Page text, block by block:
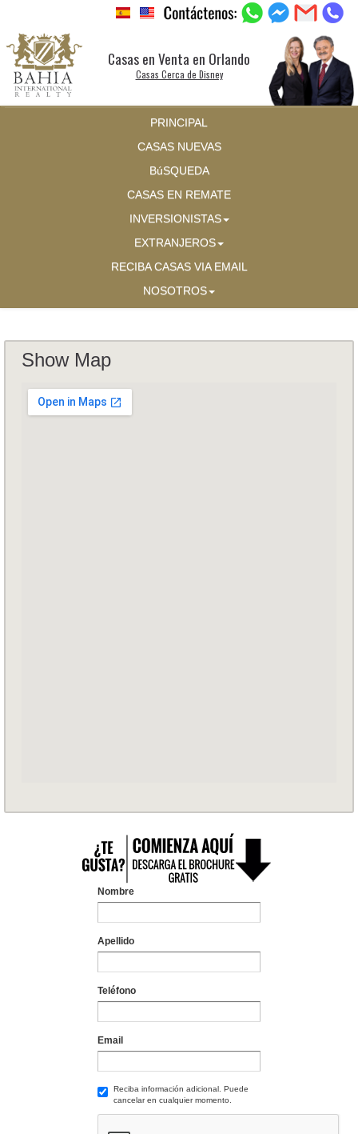
Casas en Venta en Orlando
Casas Cerca de Disney
PRINCIPAL
CASAS NUEVAS
BúSQUEDA
CASAS EN REMATE
INVERSIONISTAS
EXTRANJEROS
RECIBA CASAS VIA EMAIL
NOSOTROS
Show Map
Nombre
Apellido
Teléfono
Email
Reciba información adicional. Puede
cancelar en cualquier momento.